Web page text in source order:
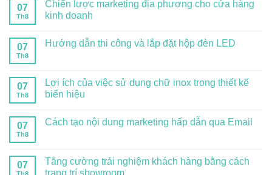
07
Th8
Chiến lược marketing địa phương cho cửa hàng
kinh doanh
07
Th8
Hướng dẫn thi công và lắp đặt hộp đèn LED
07
Th8
Lợi ích của việc sử dụng chữ inox trong thiết kế
biển hiệu
07
Th8
Cách tạo nội dung marketing hấp dẫn qua Email
07
Tăng cường trải nghiệm khách hàng bằng cách
trang trí showroom